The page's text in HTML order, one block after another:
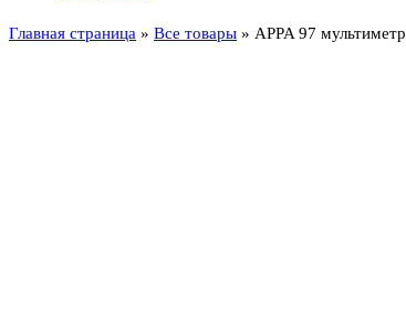
Главная страница » Все товары » APPA 97 мультиметр